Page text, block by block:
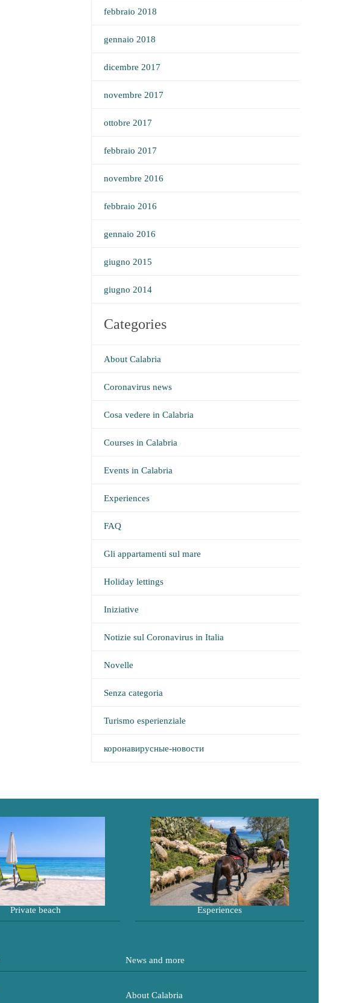
febbraio 2018
gennaio 2018
dicembre 2017
novembre 2017
ottobre 2017
febbraio 2017
novembre 2016
febbraio 2016
gennaio 2016
giugno 2015
giugno 2014
Categories
About Calabria
Coronavirus news
Cosa vedere in Calabria
Courses in Calabria
Events in Calabria
Experiences
FAQ
Gli appartamenti sul mare
Holiday lettings
Iniziative
Notizie sul Coronavirus in Italia
Novelle
Senza categoria
Turismo esperienziale
коронавирусные-новости
Private beach Esperiences
News and more
About Calabria